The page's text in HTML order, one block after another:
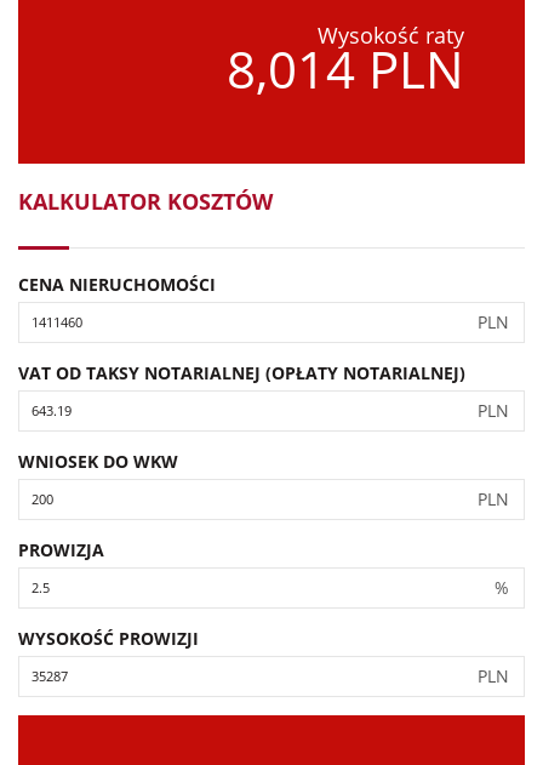
Wysokość raty
8,014 PLN
KALKULATOR KOSZTÓW
CENA NIERUCHOMOŚCI
PLN
VAT OD TAKSY NOTARIALNEJ (OPŁATY NOTARIALNEJ)
PLN
WNIOSEK DO WKW
PLN
PROWIZJA
%
WYSOKOŚĆ PROWIZJI
PLN